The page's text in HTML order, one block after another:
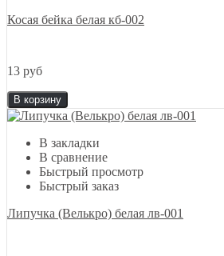
Косая бейка белая кб-002
13 руб
В корзину
В закладки
В сравнение
Быстрый просмотр
Быстрый заказ
Липучка (Велькро) белая лв-001